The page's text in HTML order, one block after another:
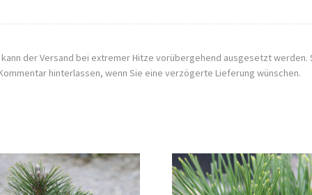
der Versand bei extremer Hitze vorübergehend ausgesetzt werden.
hinterlassen, wenn Sie eine verzögerte Lieferung wünschen.